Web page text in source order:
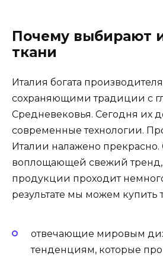
Почему выбирают
ткани
Италия богата
сохраняющими традиции с
Средневековья. Сегодня их
современные технологии.
Италии налажено
воплощающей свежий тренд,
продукции проходит
результате мы можем купить
отвечающие мировым
тенденциям, которые